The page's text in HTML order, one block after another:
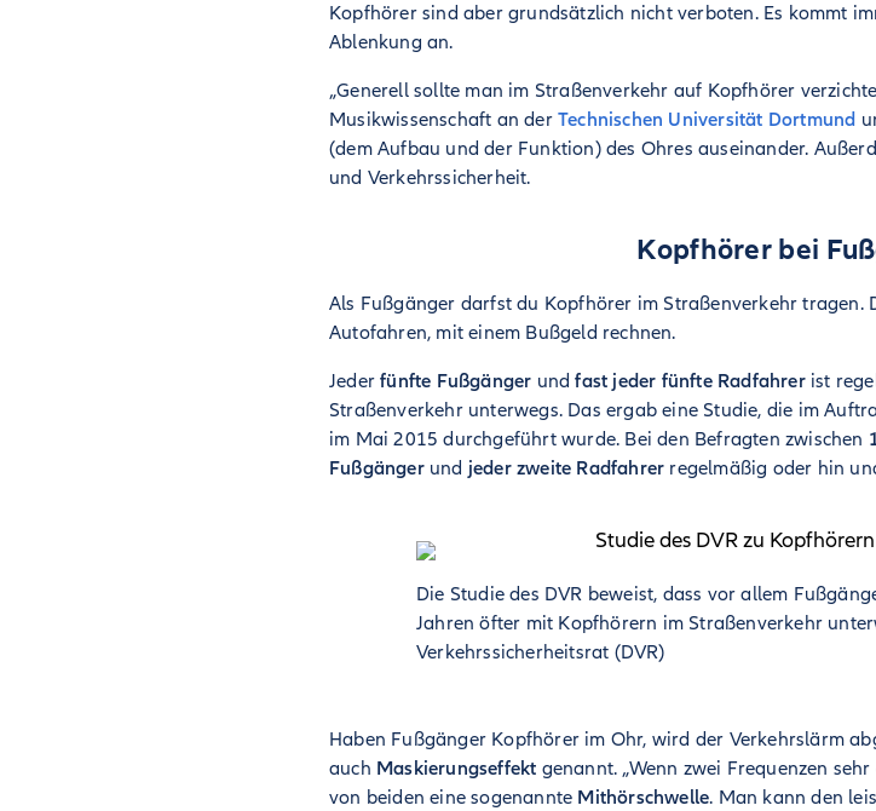
Kopfhörer sind aber grundsätzlich nicht verboten. Es kommt
Ablenkung an.
„Generell sollte man im Straßenverkehr auf Kopfhörer
Musikwissenschaft an der Technischen Universität Dortmund
(dem Aufbau und der Funktion) des Ohres auseinander.
und Verkehrssicherheit.
Kopfhörer bei
Als Fußgänger darfst du Kopfhörer im Straßenverkehr tragen.
Autofahren, mit einem Bußgeld rechnen.
Jederfünfte Fußgänger undfast jeder fünfte Radfahrer ist
Straßenverkehr unterwegs. Das ergab eine Studie, die im
im Mai 2015 durchgeführt wurde. Bei den Befragten zwischen
Fußgängerund jeder zweite Radfahrer regelmäßig oder hin
Die Studie des DVR beweist, dass vor allem
Jahren öfter mit Kopfhörern im Straßenverkehr
Verkehrssicherheitsrat (DVR)
Haben Fußgänger Kopfhörer im Ohr, wird der Verkehrslärm
auch Maskierungseffekt genannt. „Wenn zwei Frequenzen
von beiden eine sogenannte Mithörschwelle. Man kann den